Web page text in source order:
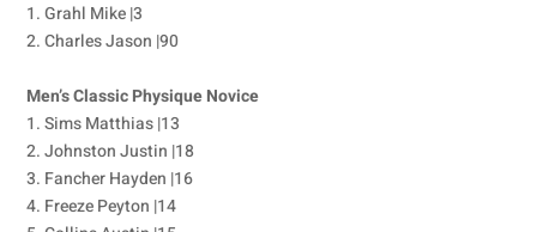
1. Grahl Mike |3
2. Charles Jason |90
Men’s Classic Physique Novice
1. Sims Matthias |13
2. Johnston Justin |18
3. Fancher Hayden |16
4. Freeze Peyton |14